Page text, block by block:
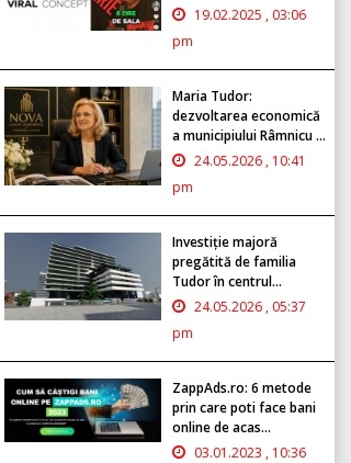
19.02.2025 , 03:06
pm
Maria Tudor:
dezvoltarea economică
a municipiului Râmnicu ...
24.05.2026 , 10:41
pm
Investiție majoră
pregătită de familia
Tudor în centrul...
24.05.2026 , 05:37
pm
ZappAds.ro: 6 metode
prin care poti face bani
online de acas...
03.01.2023 , 10:36